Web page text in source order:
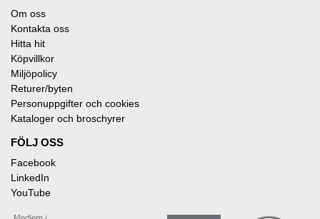
Om oss
Kontakta oss
Hitta hit
Köpvillkor
Miljöpolicy
Returer/byten
Personuppgifter och cookies
Kataloger och broschyrer
FÖLJ OSS
Facebook
LinkedIn
YouTube